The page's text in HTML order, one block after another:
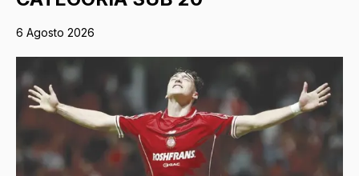
6 Agosto 2026